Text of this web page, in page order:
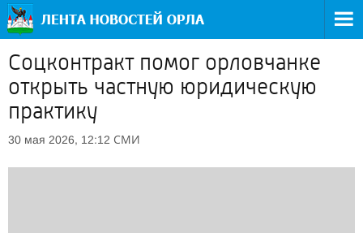
Соцконтракт помог орловчанке
открыть частную юридическую
практику
30 мая 2026, 12:12 СМИ